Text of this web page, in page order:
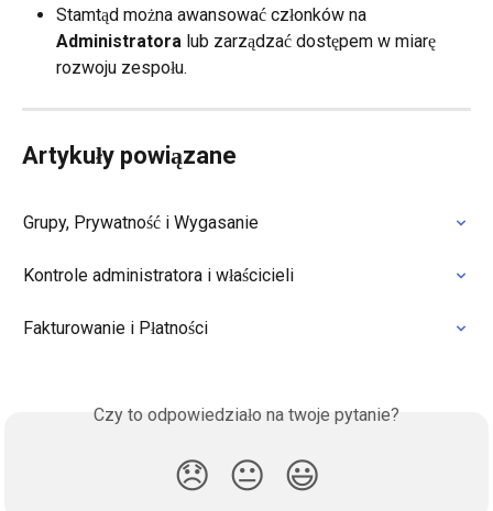
Stamtąd można awansować członków na
Administratora lub zarządzać dostępem w miarę
rozwoju zespołu.
Artykuły powiązane
Grupy, Prywatność i Wygasanie
Kontrole administratora i właścicieli
Fakturowanie i Płatności
Czy to odpowiedziało na twoje pytanie?
😞 😐 😃